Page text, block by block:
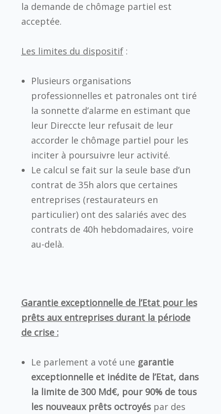
la demande de chômage partiel est
acceptée.
Les limites du dispositif:
Plusieurs organisations
professionnelles et patronales ont tiré
la sonnette d’alarme en estimant que
leur Direccte leur refusait de leur
accorder le chômage partiel pour les
inciter à poursuivre leur activité.
Le calcul se fait sur la seule base d’un
contrat de 35h alors que certaines
entreprises (restaurateurs en
particulier) ont des salariés avec des
contrats de 40h hebdomadaires, voire
au-delà.
Garantie exceptionnelle de l’Etat pour les
prêts aux entreprises durant la période
de crise :
Le parlement a voté une garantie
exceptionnelle et inédite de l’Etat, dans
la limite de 300 Md€, pour 90% de tous
les nouveaux prêts octroyéspar des